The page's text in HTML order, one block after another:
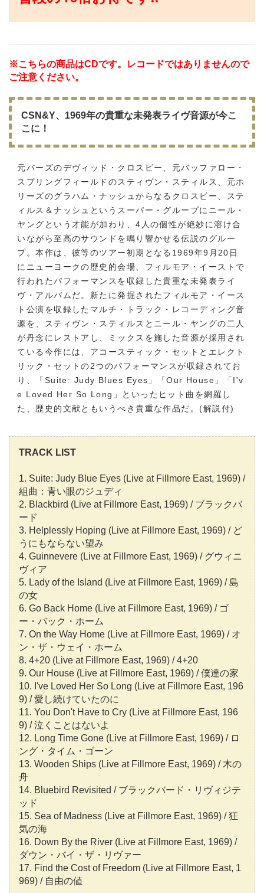
※こちらの商品はCDです。レコードではありませんので
ご注意ください。
CSN&Y、1969年の貴重な未発表ライヴ音源が今こ
こに！
元バーズのデヴィッド・クロスビー、元バッファロー・
スプリングフィールドのスティヴン・スティルス、元ホ
リーズのグラハム・ナッシュからなるクロスビー、ステ
ィルス＆ナッシュというスーパー・グループにニール・
ヤングという才能が加わり、4人の個性が絶妙に溶け合
いながら至高のサウンドを鳴り響かせる伝説のグルー
プ。本作は、彼等のツアー初期となる1969年9月20日
にニューヨークの歴史的会場、フィルモア・イーストで
行われたパフォーマンスを収録した貴重な未発表ライ
ヴ・アルバムだ。新たに発掘されたフィルモア・イース
ト公演を収録したマルチ・トラック・レコーディング音
源を、スティヴン・スティルスとニール・ヤングの二人
が丹念にレストアし、ミックスを施した音源が採用され
ている今作には、アコースティック・セットとエレクト
リック・セットの2つのパフォーマンスが収録されてお
り、「Suite: Judy Blues Eyes」「Our House」「I'v
e Loved Her So Long」といったヒット曲を網羅し
た、歴史的文献ともいうべき貴重な作品だ。(解説付)
TRACK LIST
1. Suite: Judy Blue Eyes (Live at Fillmore East, 1969) /
組曲：青い眼のジュディ
2. Blackbird (Live at Fillmore East, 1969) / ブラックバ
ード
3. Helplessly Hoping (Live at Fillmore East, 1969) / ど
うにもならない望み
4. Guinnevere (Live at Fillmore East, 1969) / グウィニ
ヴィア
5. Lady of the Island (Live at Fillmore East, 1969) / 島
の女
6. Go Back Home (Live at Fillmore East, 1969) / ゴ
ー・バック・ホーム
7. On the Way Home (Live at Fillmore East, 1969) / オ
ン・ザ・ウェイ・ホーム
8. 4+20 (Live at Fillmore East, 1969) / 4+20
9. Our House (Live at Fillmore East, 1969) / 僕達の家
10. I've Loved Her So Long (Live at Fillmore East, 196
9) / 愛し続けていたのに
11. You Don't Have to Cry (Live at Fillmore East, 196
9) / 泣くことはないよ
12. Long Time Gone (Live at Fillmore East, 1969) / ロ
ング・タイム・ゴーン
13. Wooden Ships (Live at Fillmore East, 1969) / 木の
舟
14. Bluebird Revisited / ブラックバード・リヴィジテ
ッド
15. Sea of Madness (Live at Fillmore East, 1969) / 狂
気の海
16. Down By the River (Live at Fillmore East, 1969) /
ダウン・バイ・ザ・リヴァー
17. Find the Cost of Freedom (Live at Fillmore East, 1
969) / 自由の値